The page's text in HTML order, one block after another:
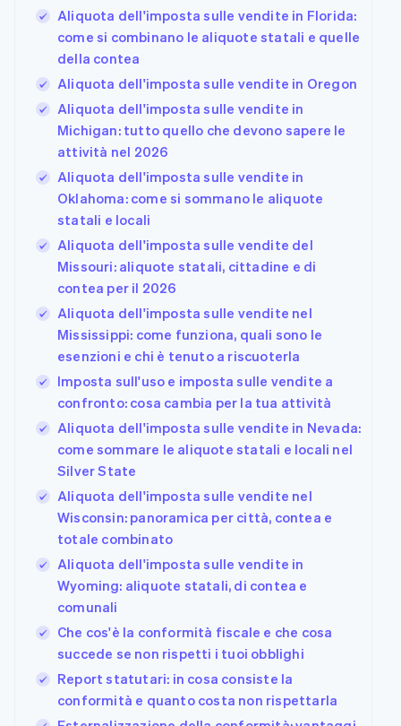
Aliquota dell'imposta sulle vendite in Florida:
come si combinano le aliquote statali e quelle
della contea
Aliquota dell'imposta sulle vendite in Oregon
Aliquota dell'imposta sulle vendite in
Michigan: tutto quello che devono sapere le
attività nel 2026
Aliquota dell'imposta sulle vendite in
Oklahoma: come si sommano le aliquote
statali e locali
Aliquota dell'imposta sulle vendite del
Missouri: aliquote statali, cittadine e di
contea per il 2026
Aliquota dell'imposta sulle vendite nel
Mississippi: come funziona, quali sono le
esenzioni e chi è tenuto a riscuoterla
Imposta sull'uso e imposta sulle vendite a
confronto: cosa cambia per la tua attività
Aliquota dell'imposta sulle vendite in Nevada:
come sommare le aliquote statali e locali nel
Silver State
Aliquota dell'imposta sulle vendite nel
Wisconsin: panoramica per città, contea e
totale combinato
Aliquota dell'imposta sulle vendite in
Wyoming: aliquote statali, di contea e
comunali
Che cos'è la conformità fiscale e che cosa
succede se non rispetti i tuoi obblighi
Report statutari: in cosa consiste la
conformità e quanto costa non rispettarla